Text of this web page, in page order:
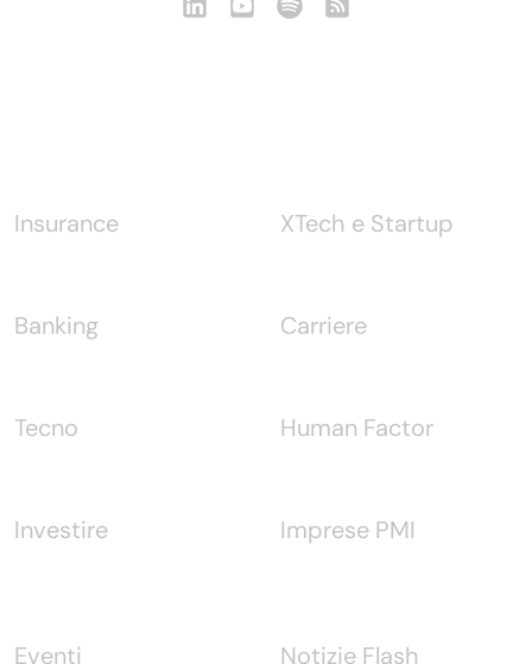
Insurance
Banking
Tecno
Investire
XTech e Startup
Carriere
Human Factor
Imprese PMI
Eventi Notizie Flash